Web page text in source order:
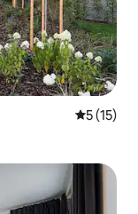
5 de uma
5 (15)